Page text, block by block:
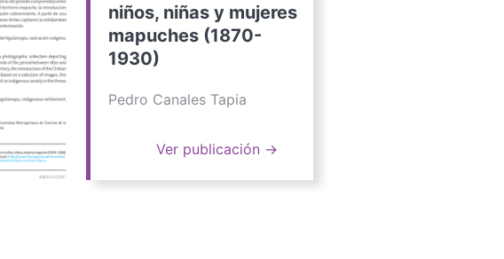
niños, niñas y mujeres
mapuches (1870-
1930)
Pedro Canales Tapia
Ver publicación →